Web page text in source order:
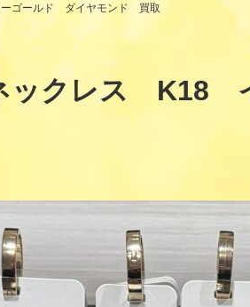
ゴールド ダイヤモンド 買取
クレス K18